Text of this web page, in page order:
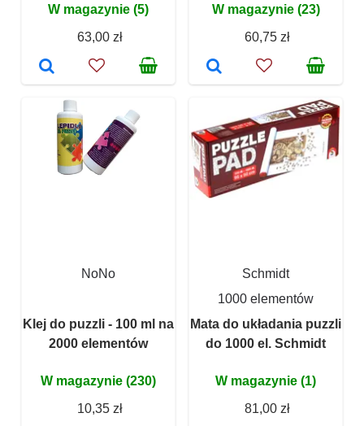
W magazynie (5)
63,00 zł
W magazynie (23)
60,75 zł
NoNo
Klej do puzzli - 100 ml na
2000 elementów
W magazynie (230)
10,35 zł
Schmidt
1000 elementów
Mata do układania puzzli
do 1000 el. Schmidt
W magazynie (1)
81,00 zł